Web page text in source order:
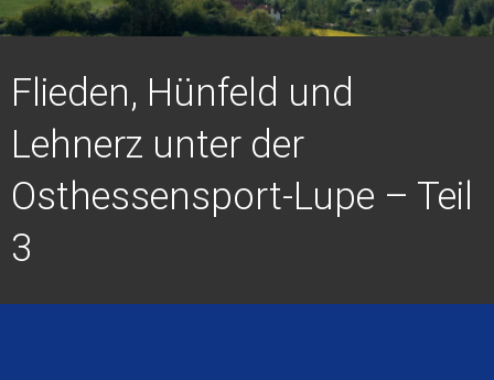
Flieden, Hünfeld und
Lehnerz unter der
Osthessensport-Lupe – Teil
3